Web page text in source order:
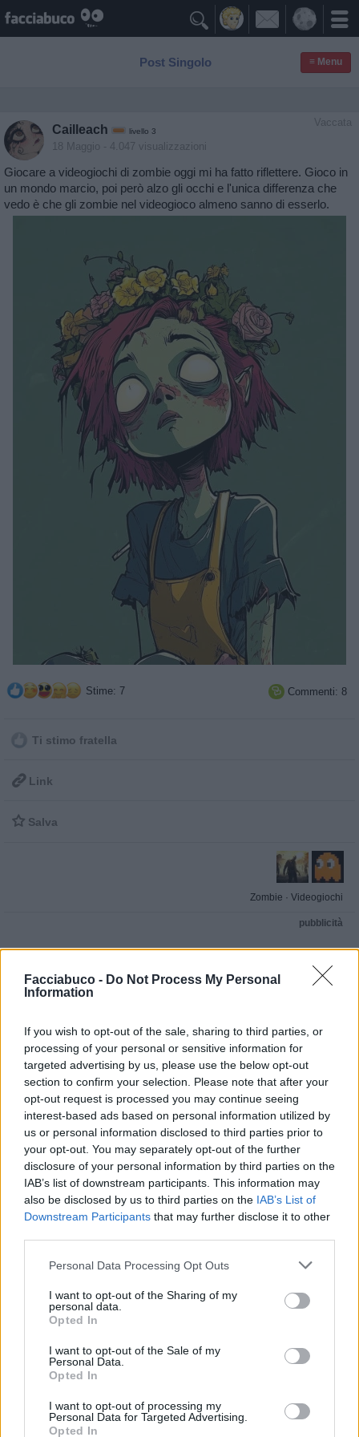
Facciabuco - Do Not Process My Personal
Information
If you wish to opt-out of the sale, sharing to third parties, or
processing of your personal or sensitive information for
targeted advertising by us, please use the below opt-out
section to confirm your selection. Please note that after your
opt-out request is processed you may continue seeing
interest-based ads based on personal information utilized by
us or personal information disclosed to third parties prior to
your opt-out. You may separately opt-out of the further
disclosure of your personal information by third parties on the
IAB’s list of downstream participants. This information may
also be disclosed by us to third parties on the IAB’s List of
Downstream Participants that may further disclose it to other
Personal Data Processing Opt Outs
I want to opt-out of the Sharing of my
personal data.
Opted In
I want to opt-out of the Sale of my
Personal Data.
Opted In
I want to opt-out of processing my
Personal Data for Targeted Advertising.
Opted In

Post Singolo ≡ Menu
Vaccata
Cailleach livello 3
18 Maggio - 4.047 visualizzazioni
Giocare a videogiochi di zombie oggi mi ha fatto riflettere. Gioco in
un mondo marcio, poi però alzo gli occhi e l'unica differenza che
vedo è che gli zombie nel videogioco almeno sanno di esserlo.
Stime: 7  Commenti: 8
Ti stimo fratella
 Link
 Salva
Zombie · Videogiochi
pubblicità
Patella :Fai attenzione alle tue lenti: alcune lenti
paesaggio. Prova con altre lenti.
18 Maggio alle ore 15:33
· Ti stimo · Rispondi